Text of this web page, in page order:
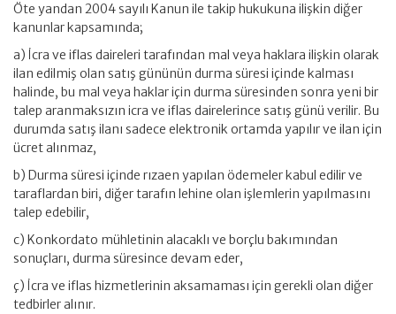
Öte yandan 2004 sayılı Kanun ile takip hukukuna ilişkin diğer
kanunlar kapsamında;
a) İcra ve iflas daireleri tarafından mal veya haklara ilişkin olarak
ilan edilmiş olan satış gününün durma süresi içinde kalması
halinde, bu mal veya haklar için durma süresinden sonra yeni bir
talep aranmaksızın icra ve iflas dairelerince satış günü verilir. Bu
durumda satış ilanı sadece elektronik ortamda yapılır ve ilan için
ücret alınmaz,
b) Durma süresi içinde rızaen yapılan ödemeler kabul edilir ve
taraflardan biri, diğer tarafın lehine olan işlemlerin yapılmasını
talep edebilir,
c) Konkordato mühletinin alacaklı ve borçlu bakımından
sonuçları, durma süresince devam eder,
ç) İcra ve iflas hizmetlerinin aksamaması için gerekli olan diğer
tedbirler alınır.